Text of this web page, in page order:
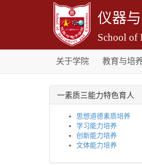
仪器
School of
关于学院 教育与培
一素质三能力特色育人
思想道德素质培养
学习能力培养
创新能力培养
文体能力培养